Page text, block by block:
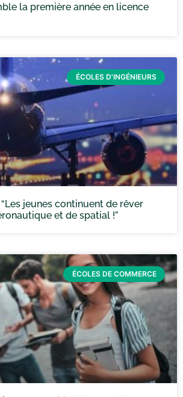
la première année en licence
ÉCOLES D'INGÉNIEURS
“Les jeunes continuent de rêver
et de spatial !”
ÉCOLES DE COMMERCE